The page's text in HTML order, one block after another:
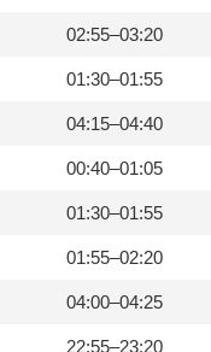
02:55–03:20
01:30–01:55
04:15–04:40
00:40–01:05
01:30–01:55
01:55–02:20
04:00–04:25
22:55–23:20